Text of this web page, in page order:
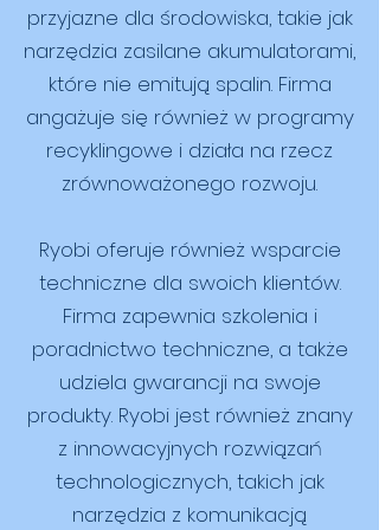
przyjazne dla środowiska, takie jak
narzędzia zasilane akumulatorami,
które nie emitują spalin. Firma
angażuje się również w programy
recyklingowe i działa na rzecz
zrównoważonego rozwoju.
Ryobi oferuje również wsparcie
techniczne dla swoich klientów.
Firma zapewnia szkolenia i
poradnictwo techniczne, a także
udziela gwarancji na swoje
produkty. Ryobi jest również znany
z innowacyjnych rozwiązań
technologicznych, takich jak
narzędzia z komunikacją